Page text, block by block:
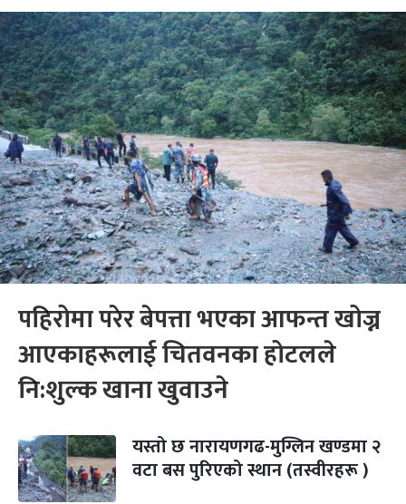
पहिरोमा परेर बेपत्ता भएका आफन्त खोज्न
आएकाहरूलाई चितवनका होटलले
नि:शुल्क खाना खुवाउने
यस्तो छ नारायणगढ-मुग्लिन खण्डमा २
वटा बस पुरिएको स्थान (तस्वीरहरू )